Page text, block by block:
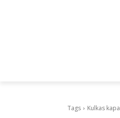
Tags Kulkas